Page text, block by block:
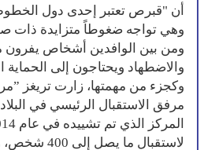
أن "قبرص تعتبر إحدى دول الخطوط
وهي تواجه ضغوطاً متزايدة ذات
ومن بين الوافدين أشخاص
والاضطهاد ويحتاجون إلى الحماية
وكجزء من مهمتها، زارت تريغز
مرفق الاستقبال الرئيسي في
لاستقبال ما